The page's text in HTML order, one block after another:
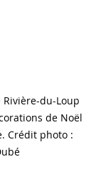
Rivière-du-Loup
de Noël
Crédit photo :